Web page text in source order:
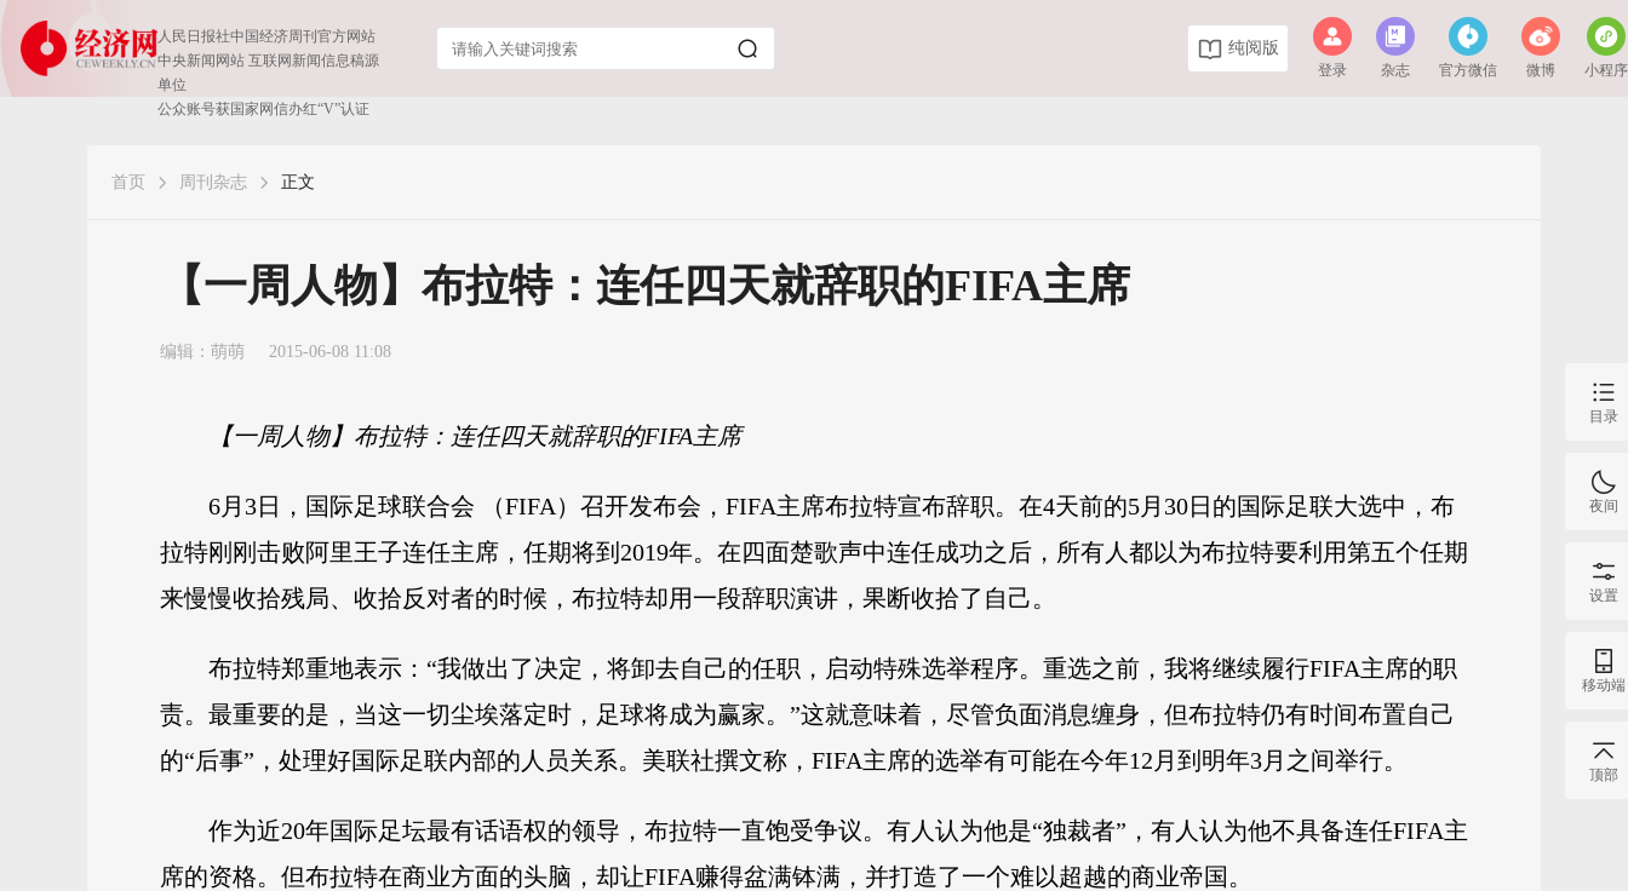
人民日报社中国经济周刊官方网站
中央新闻网站 互联网新闻信息稿源
单位
公众账号获国家网信办红“V”认证
纯阅版
登录 杂志 官方微信 微博 小程序
首页 周刊杂志 正文
【一周人物】布拉特：连任四天就辞职的FIFA主席
编辑：萌萌 2015-06-08 11:08
【一周人物】布拉特：连任四天就辞职的FIFA主席
6月3日，国际足球联合会 （FIFA）召开发布会，FIFA主席布拉特宣布辞职。在4天前的5月30日的国际足联大选中，布
拉特刚刚击败阿里王子连任主席，任期将到2019年。在四面楚歌声中连任成功之后，所有人都以为布拉特要利用第五个任期
来慢慢收拾残局、收拾反对者的时候，布拉特却用一段辞职演讲，果断收拾了自己。
布拉特郑重地表示：“我做出了决定，将卸去自己的任职，启动特殊选举程序。重选之前，我将继续履行FIFA主席的职
责。最重要的是，当这一切尘埃落定时，足球将成为赢家。”这就意味着，尽管负面消息缠身，但布拉特仍有时间布置自己
的“后事”，处理好国际足联内部的人员关系。美联社撰文称，FIFA主席的选举有可能在今年12月到明年3月之间举行。
作为近20年国际足坛最有话语权的领导，布拉特一直饱受争议。有人认为他是“独裁者”，有人认为他不具备连任FIFA主
席的资格。但布拉特在商业方面的头脑，却让FIFA赚得盆满钵满，并打造了一个难以超越的商业帝国。
目录
夜间
设置
移动端
顶部